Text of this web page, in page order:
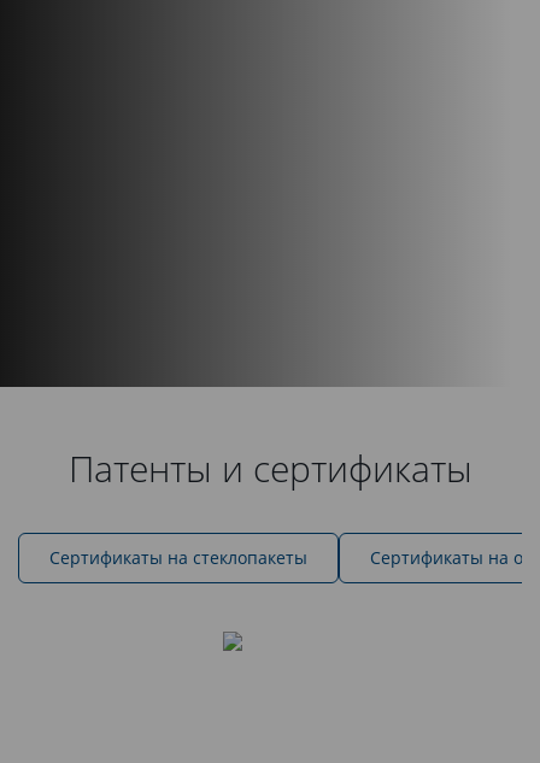
Патенты и сертификаты
Cертификаты на стеклопакеты Сертификаты на